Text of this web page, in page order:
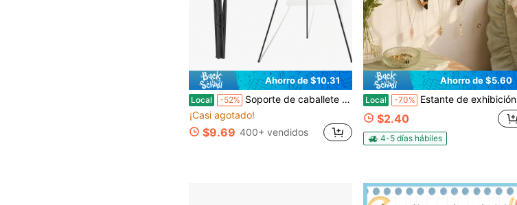
Ahorro de $10.31
Local -52% Soporte de caballete de mesa con trípode, soporte de exhibición de arte plegable y ligero para letrero de bienvenida de boda & pintura en lienzo, soporte de letrero portátil en forma de A para fiesta, clase de arte de regreso a la escuela, decoración de evento de Halloween & suministro de manualidades
¡Casi agotado!
$9.69 400+ vendidos
Ahorro de $5.60
Local -70% Estante de exhibición de cristal con lazo elegante, estantes flotantes de madera con estampado de guepardo de lujo, organizador colgante de joyas elegante para decoración de pared del hogar, dormitorio, apartamento, soporte colgante para collares, repisa flotante, estante de exhibición montado en la pared
$2.40
4-5 días hábiles